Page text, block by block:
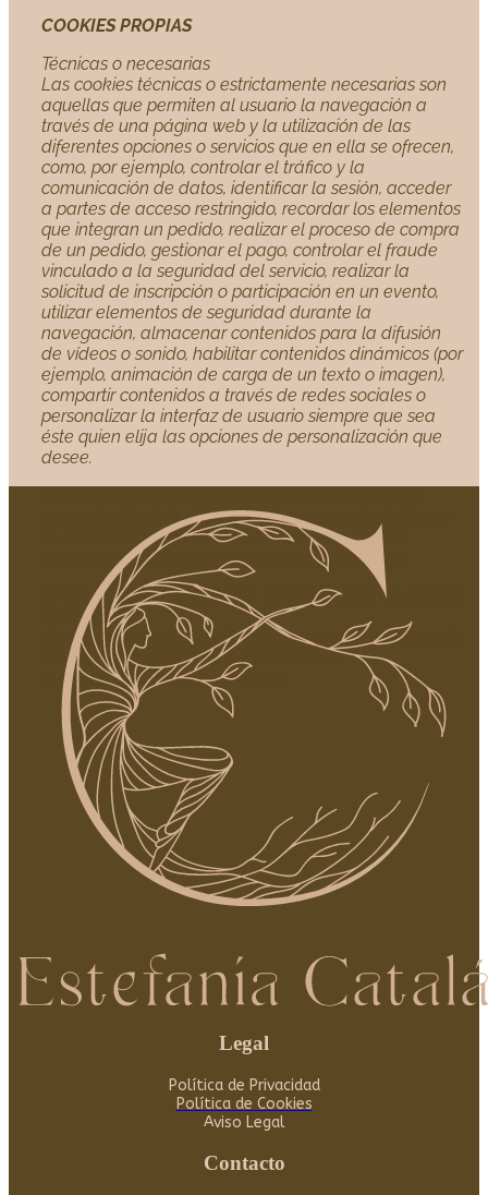
COOKIES PROPIAS
Técnicas o necesarias
Las cookies técnicas o estrictamente necesarias son
aquellas que permiten al usuario la navegación a
través de una página web y la utilización de las
diferentes opciones o servicios que en ella se ofrecen,
como, por ejemplo, controlar el tráfico y la
comunicación de datos, identificar la sesión, acceder
a partes de acceso restringido, recordar los elementos
que integran un pedido, realizar el proceso de compra
de un pedido, gestionar el pago, controlar el fraude
vinculado a la seguridad del servicio, realizar la
solicitud de inscripción o participación en un evento,
utilizar elementos de seguridad durante la
navegación, almacenar contenidos para la difusión
de vídeos o sonido, habilitar contenidos dinámicos (por
ejemplo, animación de carga de un texto o imagen),
compartir contenidos a través de redes sociales o
personalizar la interfaz de usuario siempre que sea
éste quien elija las opciones de personalización que
desee.
ejecución y mantenimiento del servicio solicitado por
el usuario. Estas cookies permanecerán activas
mientras el usuario permanezca en el sitio web.
MÁS INFORMACIÓN SOBRE TRATAMIENTO DE DATOS
PERSONALES
Puede consultar más información sobre el tratamiento
de sus datos personales accediendo a
nuestraPolítica de Privacidad.
Legal
Política de Privacidad
Política de Cookies
Aviso Legal
Contacto